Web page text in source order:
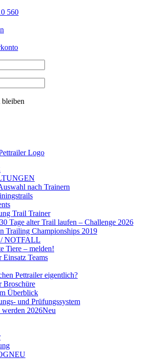
560
nach Trainern
Trail Trainer
Tage alter Trail laufen – Challenge 2026
Trailing Championships 2019
NOTFALL
Tiere – melden!
Einsatz Teams
Pettrailer eigentlich?
Broschüre
Überblick
und Prüfungssystem
2026Neu
NEU